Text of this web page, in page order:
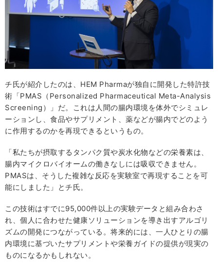
チ氏が紹介したのは、HEM Pharmaが独自に開発した特許技
術「PMAS（Personalized Pharmaceutical Meta-Analysis
Screening）」だ。これは人間の腸内環境を体外でシミュレ
ーションし、食品やサプリメント、薬などが腸内でどのよう
に作用するのかを再現できるというもの。
「私たちが摂取するタンパク質や炭水化物などの栄養素は、
腸内マイクロバイオームの働きなしには吸収できません。
PMASは、そうした複雑な反応を実験室で再現することを可
能にしました」とチ氏。
この技術はすでに95,000件以上の実験データと組み合わさ
れ、個人に合わせた健康ソリューションを導き出すアルゴリ
ズムの開発につながっている。将来的には、一人ひとりの腸
内環境に基づいたサプリメントや栄養ガイドの提供が現実の
ものになるかもしれない。